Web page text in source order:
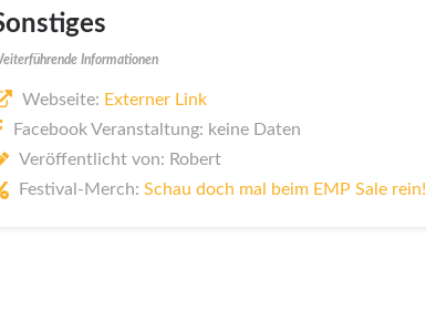
Informationen
Webseite: Externer Link
Facebook Veranstaltung: keine Daten
Veröffentlicht von: Robert
Festival-Merch: Schau doch mal beim EMP Sale rein!